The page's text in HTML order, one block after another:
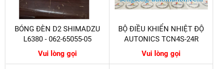
BÓNG ĐÈN D2 SHIMADZU
L6380 - 062-65055-05
Vui lòng gọi
BỘ ĐIỀU KHIỂN NHIỆT ĐỘ
AUTONICS TCN4S-24R
Vui lòng gọi